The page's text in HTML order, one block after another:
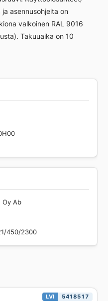
asennusohjeita on
valkoinen RAL 9016
Takuuaika on 10
Oy Ab
450/2300
LVI 5418517